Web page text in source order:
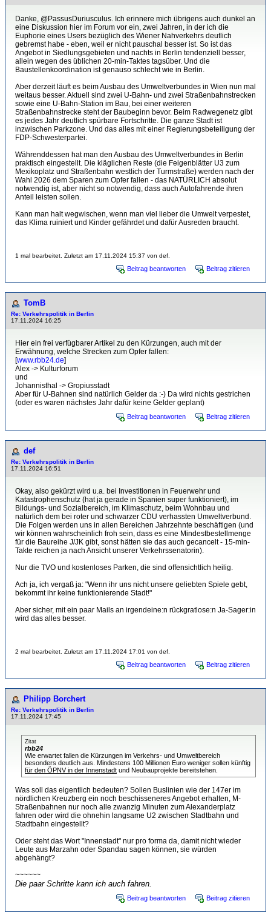
Danke, @PassusDuriusculus. Ich erinnere mich übrigens auch dunkel an
eine Diskussion hier im Forum vor ein, zwei Jahren, in der ich die
Euphorie eines Users bezüglich des Wiener Nahverkehrs deutlich
gebremst habe - eben, weil er nicht pauschal besser ist. So ist das
Angebot in Siedlungsgebieten und nachts in Berlin tendenziell besser,
allein wegen des üblichen 20-min-Taktes tagsüber. Und die
Baustellenkoordination ist genauso schlecht wie in Berlin.
Aber derzeit läuft es beim Ausbau des Umweltverbundes in Wien nun mal
weitaus besser. Aktuell sind zwei U-Bahn- und zwei Straßenbahnstrecken
sowie eine U-Bahn-Station im Bau, bei einer weiteren
Straßenbahnstrecke steht der Baubeginn bevor. Beim Radwegenetz gibt
es jedes Jahr deutlich spürbare Fortschritte. Die ganze Stadt ist
inzwischen Parkzone. Und das alles mit einer Regierungsbeteiligung der
FDP-Schwesterpartei.
Währenddessen hat man den Ausbau des Umweltverbundes in Berlin
praktisch eingestellt. Die kläglichen Reste (die Feigenblätter U3 zum
Mexikoplatz und Straßenbahn westlich der Turmstraße) werden nach der
Wahl 2026 dem Sparen zum Opfer fallen - das NATÜRLICH absolut
notwendig ist, aber nicht so notwendig, dass auch Autofahrende ihren
Anteil leisten sollen.
Kann man halt wegwischen, wenn man viel lieber die Umwelt verpestet,
das Klima ruiniert und Kinder gefährdet und dafür Ausreden braucht.
1 mal bearbeitet. Zuletzt am 17.11.2024 15:37 von def.
Beitrag beantworten Beitrag zitieren
TomB
Re: Verkehrspolitik in Berlin
17.11.2024 16:25
Hier ein frei verfügbarer Artikel zu den Kürzungen, auch mit der
Erwähnung, welche Strecken zum Opfer fallen:
[www.rbb24.de]
Alex -> Kulturforum
und
Johannisthal -> Gropiusstadt
Aber für U-Bahnen sind natürlich Gelder da :-) Da wird nichts gestrichen
(oder es waren nächstes Jahr dafür keine Gelder geplant)
Beitrag beantworten Beitrag zitieren
def
Re: Verkehrspolitik in Berlin
17.11.2024 16:51
Okay, also gekürzt wird u.a. bei Investitionen in Feuerwehr und
Katastrophenschutz (hat ja gerade in Spanien super funktioniert), im
Bildungs- und Sozialbereich, im Klimaschutz, beim Wohnbau und
natürlich dem bei roter und schwarzer CDU verhassten Umweltverbund.
Die Folgen werden uns in allen Bereichen Jahrzehnte beschäftigen (und
wir können wahrscheinlich froh sein, dass es eine Mindestbestellmenge
für die Baureihe J/JK gibt, sonst hätten sie das auch gecancelt - 15-min-
Takte reichen ja nach Ansicht unserer Verkehrssenatorin).
Nur die TVO und kostenloses Parken, die sind offensichtlich heilig.
Ach ja, ich vergaß ja: "Wenn ihr uns nicht unsere geliebten Spiele gebt,
bekommt ihr keine funktionierende Stadt!"
Aber sicher, mit ein paar Mails an irgendeine:n rückgratlose:n Ja-Sager:in
wird das alles besser.
2 mal bearbeitet. Zuletzt am 17.11.2024 17:01 von def.
Beitrag beantworten Beitrag zitieren
Philipp Borchert
Re: Verkehrspolitik in Berlin
17.11.2024 17:45
Zitat
rbb24
Wie erwartet fallen die Kürzungen im Verkehrs- und Umweltbereich
besonders deutlich aus. Mindestens 100 Millionen Euro weniger sollen künftig
für den ÖPNV in der Innenstadt und Neubauprojekte bereitstehen.
Was soll das eigentlich bedeuten? Sollen Buslinien wie der 147er im
nördlichen Kreuzberg ein noch beschisseneres Angebot erhalten, M-
Straßenbahnen nur noch alle zwanzig Minuten zum Alexanderplatz
fahren oder wird die ohnehin langsame U2 zwischen Stadtbahn und
Stadtbahn eingestellt?
Oder steht das Wort "Innenstadt" nur pro forma da, damit nicht wieder
Leute aus Marzahn oder Spandau sagen können, sie würden
abgehängt?
~~~~~~
Die paar Schritte kann ich auch fahren.
Beitrag beantworten Beitrag zitieren